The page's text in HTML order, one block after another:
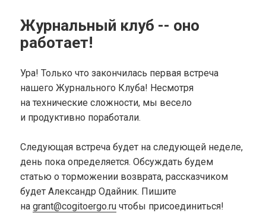
Журнальный клуб -- оно
работает!
Ура! Только что закончилась первая встреча
нашего Журнального Клуба! Несмотря
на технические сложности, мы весело
и продуктивно поработали.
Следующая встреча будет на следующей неделе,
день пока определяется. Обсуждать будем
статью о торможении возврата, рассказчиком
будет Александр Одайник. Пишите
наgrant@cogitoergo.ru чтобы присоединиться!